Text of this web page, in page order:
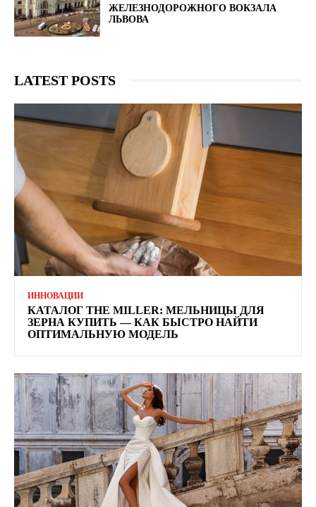
ЖЕЛЕЗНОДОРОЖНОГО ВОКЗАЛА
ЛЬВОВА
LATEST POSTS
ИННОВАЦИИ
КАТАЛОГ THE MILLER: МЕЛЬНИЦЫ ДЛЯ
ЗЕРНА КУПИТЬ — КАК БЫСТРО НАЙТИ
ОПТИМАЛЬНУЮ МОДЕЛЬ